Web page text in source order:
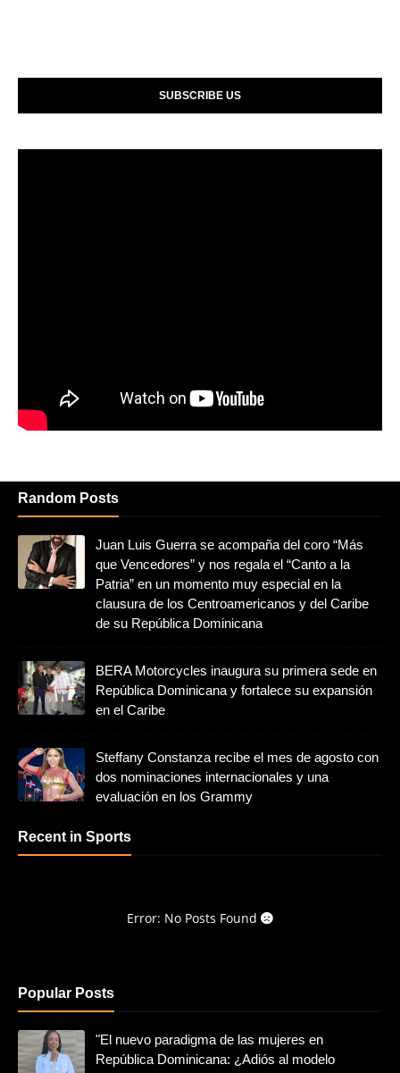
SUBSCRIBE US
Random Posts
Juan Luis Guerra se acompaña del coro “Más
que Vencedores” y nos regala el “Canto a la
Patria” en un momento muy especial en la
clausura de los Centroamericanos y del Caribe
de su República Dominicana
BERA Motorcycles inaugura su primera sede en
República Dominicana y fortalece su expansión
en el Caribe
Steffany Constanza recibe el mes de agosto con
dos nominaciones internacionales y una
evaluación en los Grammy
Recent in Sports
Error: No Posts Found
Popular Posts
"El nuevo paradigma de las mujeres en
República Dominicana: ¿Adiós al modelo